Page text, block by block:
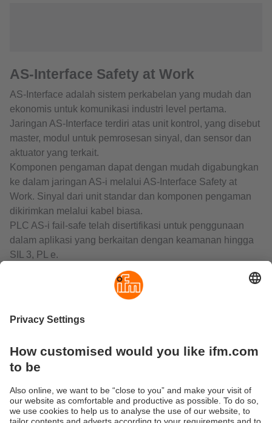
AS-Interface Safety at Work
AS-Interface adalah sistem perkabelan yang mudah dan
ekonomis untuk komunikasi industri level pertama.
Jaringan AS-Interface terdiri atas unit kontrol, yang disebut
master, modul untuk pemrosesan sinyal, dan sensor dan
aktuator yang terkait.
Komponen pengaman dapat dengan mudah digabungkan
ke dalam jaringan AS-i melalui AS-Interface Safety at
Work. Sinyal dari unit standar dan komponen pengaman
dikirimkan melalui kabel biasa.
PLC AS-i fail-safe telah disertifikasi untuk penggunaan
dalam aplikasi yang berkaitan dengan keamanan hingga
SIL 3, PL e.
Pemantau keamanan ASI-i digunakan untuk memantau
komponen keamanan pada sistem AS-i. Unit ini memantau
sekuens kode yang dikirimkan dalam jaringan AS-i.
ini akan memastikan sistem berada dalam status yang
Modul AS-i yang aman mendeteksi status peralihan yang
berkaitan dengan keamanan dari 1 atau 2 saluran E-stop,
switch posisi, atau kontak pintu. Dengan menggunakan
modul input aman, komponen yang berkaitan dengan
keamanan tanpa interface AS-i terintegrasi dapat